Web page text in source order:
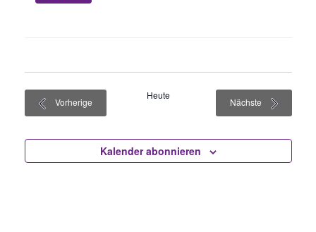
VorherigeVeranstaltungen
Heute
Nächste
Kalender abonnieren